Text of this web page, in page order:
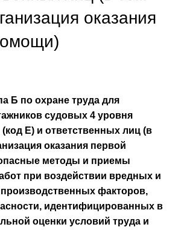
оказания
Б по охране труда для
судовых 4 уровня
E) и ответственных лиц (в
оказания первой
методы и приемы
при воздействии вредных и
факторов,
идентифицированных в
оценки условий труда и